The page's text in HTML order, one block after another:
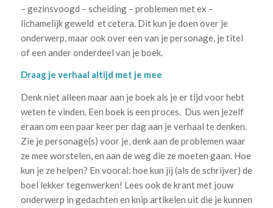
– gezinsvoogd – scheiding – problemen met ex –
lichamelijk geweld et cetera. Dit kun je doen over je
onderwerp, maar ook over een van je personage, je titel
of een ander onderdeel van je boek.
Draag je verhaal altijd met je mee
Denk niet alleen maar aan je boek als je er tijd voor hebt
weten te vinden. Een boek is een proces. Dus wen jezelf
eraan om een paar keer per dag aan je verhaal te denken.
Zie je personage(s) voor je, denk aan de problemen waar
ze mee worstelen, en aan de weg die ze moeten gaan. Hoe
kun je ze helpen? En vooral: hoe kun jij (als de schrijver) de
boel lekker tegenwerken! Lees ook de krant met jouw
onderwerp in gedachten en knip artikelen uit die je kunnen